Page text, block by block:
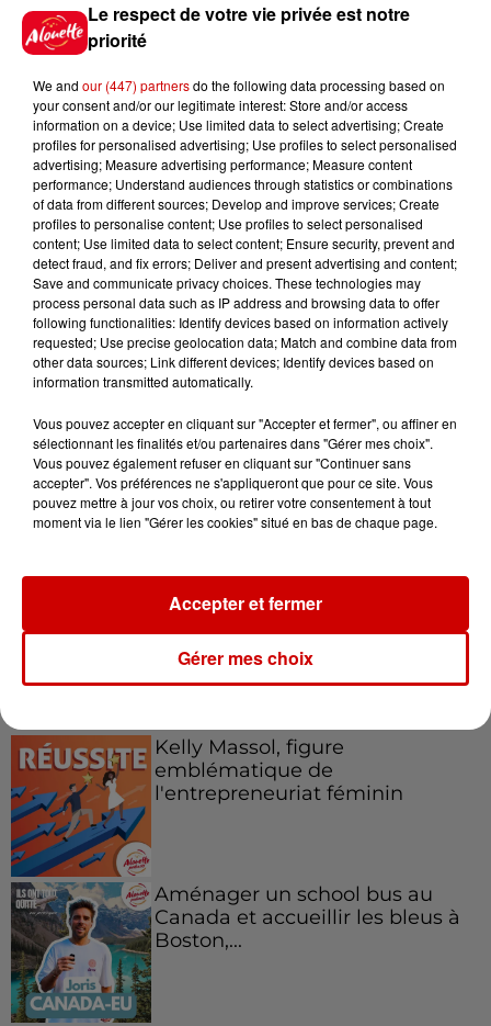
pour l'un des zoos de nos
régions !
Gagnez vos places pour le
Festival du Roi Arthur 2026 !
Gagnez vos entrées pour le
Musée du Sport Automobile au
Destination Vacances - Gagnez
votre séjour en famille au cœur
Podcasts Voir plus
Kelly Massol, figure
emblématique de
l'entrepreneuriat féminin
Aménager un school bus au
Canada et accueillir les bleus à
Boston,...
Le respect de votre vie privée est notre
priorité
We and our (447) partnersdo the following data processing based on
your consent and/or our legitimate interest: Store and/or access
information on a device; Use limited data to select advertising; Create
profiles for personalised advertising; Use profiles to select personalised
advertising; Measure advertising performance; Measure content
performance; Understand audiences through statistics or combinations
of data from different sources; Develop and improve services; Create
profiles to personalise content; Use profiles to select personalised
content; Use limited data to select content; Ensure security, prevent and
detect fraud, and fix errors; Deliver and present advertising and content;
Save and communicate privacy choices. These technologies may
process personal data such as IP address and browsing data to offer
following functionalities: Identify devices based on information actively
requested; Use precise geolocation data; Match and combine data from
other data sources; Link different devices; Identify devices based on
information transmitted automatically.
Vous pouvez accepter en cliquant sur "Accepter et fermer", ou affiner en
sélectionnant les finalités et/ou partenaires dans "Gérer mes choix".
Vous pouvez également refuser en cliquant sur "Continuer sans
accepter". Vos préférences ne s'appliqueront que pour ce site. Vous
pouvez mettre à jour vos choix, ou retirer votre consentement à tout
moment via le lien "Gérer les cookies" situé en bas de chaque page.
Gérer mes choix
Accepter et fermer